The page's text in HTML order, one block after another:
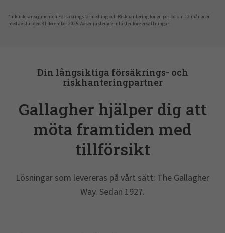
*Inkluderar segmenten Försäkringsförmedling och Riskhantering för en period om 12 månader
med avslut den 31 december 2025. Avser justerade intäkter före ersättningar.
Din långsiktiga försäkrings- och
riskhanteringpartner
Gallagher hjälper dig att
möta framtiden med
tillförsikt
Lösningar som levereras på vårt sätt: The Gallagher
Way. Sedan 1927.